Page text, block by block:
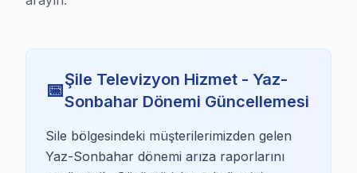
📅Şile Televizyon Hizmet - Yaz-
Sonbahar Dönemi Güncellemesi
Sile bölgesindeki müşterilerimizden gelen
Yaz-Sonbahar dönemi arıza raporlarını